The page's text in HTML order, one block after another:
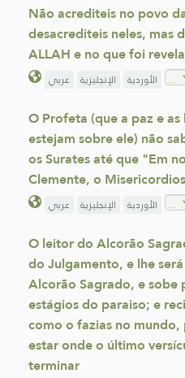
Não acrediteis no povo
desacrediteis neles, mas
ALLAH e no que foi
عربي الإنجليزية الأوردية
O Profeta (que a paz e
estejam sobre ele) não
os Surates até que "Em
Clemente, o
عربي الإنجليزية الأوردية
O leitor do Alcorão
do Julgamento, e lhe
Alcorão Sagrado, e sobe
estágios do paraiso; e
como o fazias no
estar onde o último
terminar